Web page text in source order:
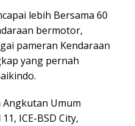
lebih Bersama 60
bermotor,
pameran Kendaraan
yang pernah
Umum
ICE-BSD City,